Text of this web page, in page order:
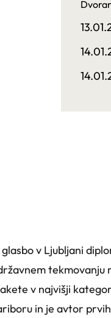
v Ljubljani
tekmovanju
v najvišji
in je avtor